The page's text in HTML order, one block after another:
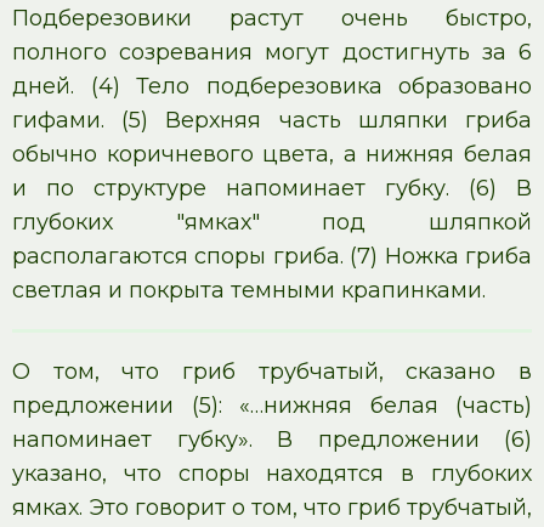
Подберезовики растут очень быстро,
полного созревания могут достигнуть за 6
дней. (4) Тело подберезовика образовано
гифами. (5) Верхняя часть шляпки гриба
обычно коричневого цвета, а нижняя белая
и по структуре напоминает губку. (6) В
глубоких "ямках" под шляпкой
располагаются споры гриба. (7) Ножка гриба
светлая и покрыта темными крапинками.
О том, что гриб трубчатый, сказано в
предложении (5): «…нижняя белая (часть)
напоминает губку». В предложении (6)
указано, что споры находятся в глубоких
ямках. Это говорит о том, что гриб трубчатый,